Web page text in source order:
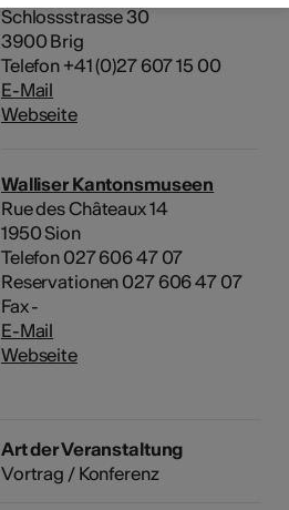
Schlossstrasse 30
3900 Brig
Telefon +41 (0)27 607 15 00
E-Mail
Webseite
Walliser Kantonsmuseen
Rue des Châteaux 14
1950 Sion
Telefon 027 606 47 07
Reservationen 027 606 47 07
Fax -
E-Mail
Webseite
Art der Veranstaltung
Vortrag / Konferenz